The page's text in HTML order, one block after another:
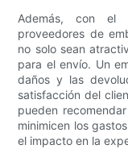
Además, con el
proveedores de
no solo sean
para el envío. Un
daños y las
satisfacción del
pueden
minimicen los
el impacto en la